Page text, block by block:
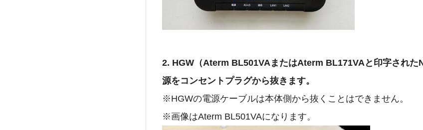
2. HGW（Aterm BL501VAまたはAterm BL171VAと印字された
源をコンセントプラグから抜きます。
※HGWの電源ケーブルは本体側から抜くことはできません。
※画像はAterm BL501VAになります。